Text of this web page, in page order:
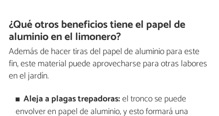
¿Qué otros beneficios tiene el papel de
aluminio en el limonero?
Además de hacer tiras del papel de aluminio para este
fin, este material puede aprovecharse para otras labores
en el jardín.
Aleja a plagas trepadoras:el tronco se puede
envolver en papel de aluminio, y esto formará una